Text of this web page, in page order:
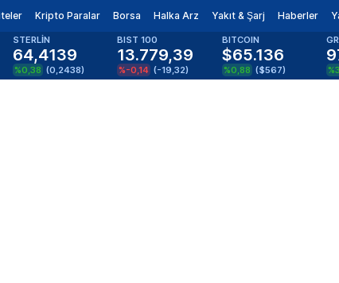
Kripto Paralar Borsa Halka Arz Yakıt & Şarj Haberler
STERLİN
64,4139
%0,38 (0,2438)
BIST 100
13.779,39
%-0,14 (-19,32)
BITCOIN
$65.136
%0,88 ($567)